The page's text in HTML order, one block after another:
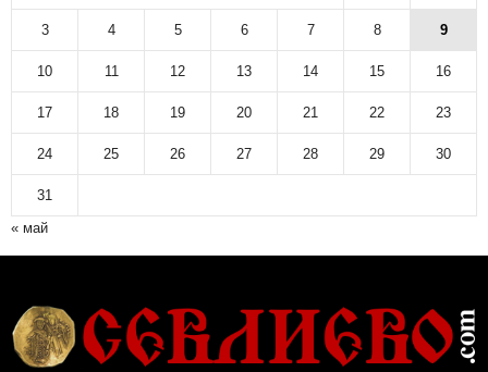
3 4 5 6 7 8 9
10 11 12 13 14 15 16
17 18 19 20 21 22 23
24 25 26 27 28 29 30
31
« май